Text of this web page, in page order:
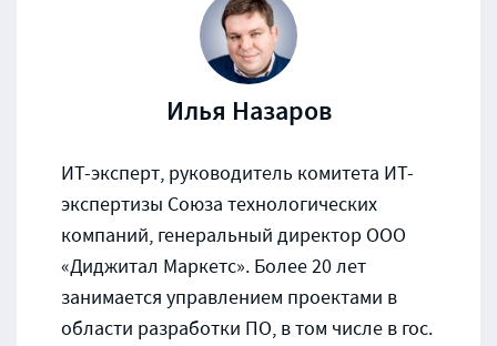
Илья Назаров
ИТ-эксперт, руководитель комитета ИТ-
экспертизы Союза технологических
компаний, генеральный директор ООО
«Диджитал Маркетс». Более 20 лет
занимается управлением проектами в
области разработки ПО, в том числе в гос.